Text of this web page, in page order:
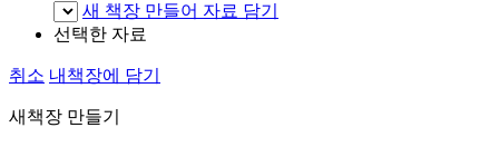
새 책장 만들어 자료 담기
선택한 자료
취소 내책장에 담기
새책장 만들기